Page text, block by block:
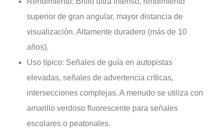
superior de gran angular, mayor distancia de
visualización. Altamente duradero (más de 10
años).
Uso típico: Señales de guía en autopistas
elevadas, señales de advertencia críticas,
intersecciones complejas. A menudo se utiliza con
amarillo verdoso fluorescente para señales
escolares o peatonales.